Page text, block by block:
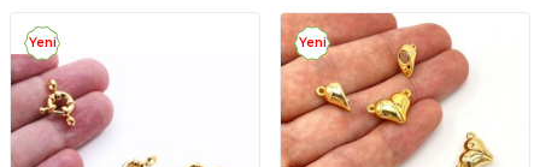
Yeni Yeni